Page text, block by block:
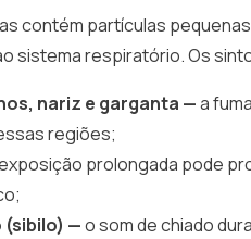
contém partículas
sistema respiratório. Os
nariz e garganta —a
regiões;
prolongada pode
(sibilo) —o som de chiado